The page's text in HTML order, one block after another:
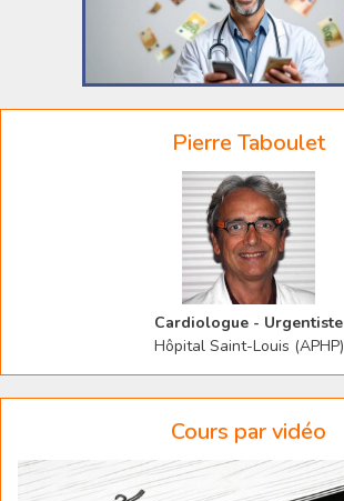
Pierre Taboulet
Cardiologue - Urgentiste
Hôpital Saint-Louis (APHP)
Cours par vidéo